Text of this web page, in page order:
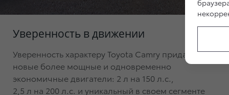
Уверенность в движении
Уверенность характеру Toyota Camry придают
новые более мощные и одновременно
экономичные двигатели: 2 л на 150 л.с.,
2,5 л на 200 л.с. и уникальный в своем сегменте